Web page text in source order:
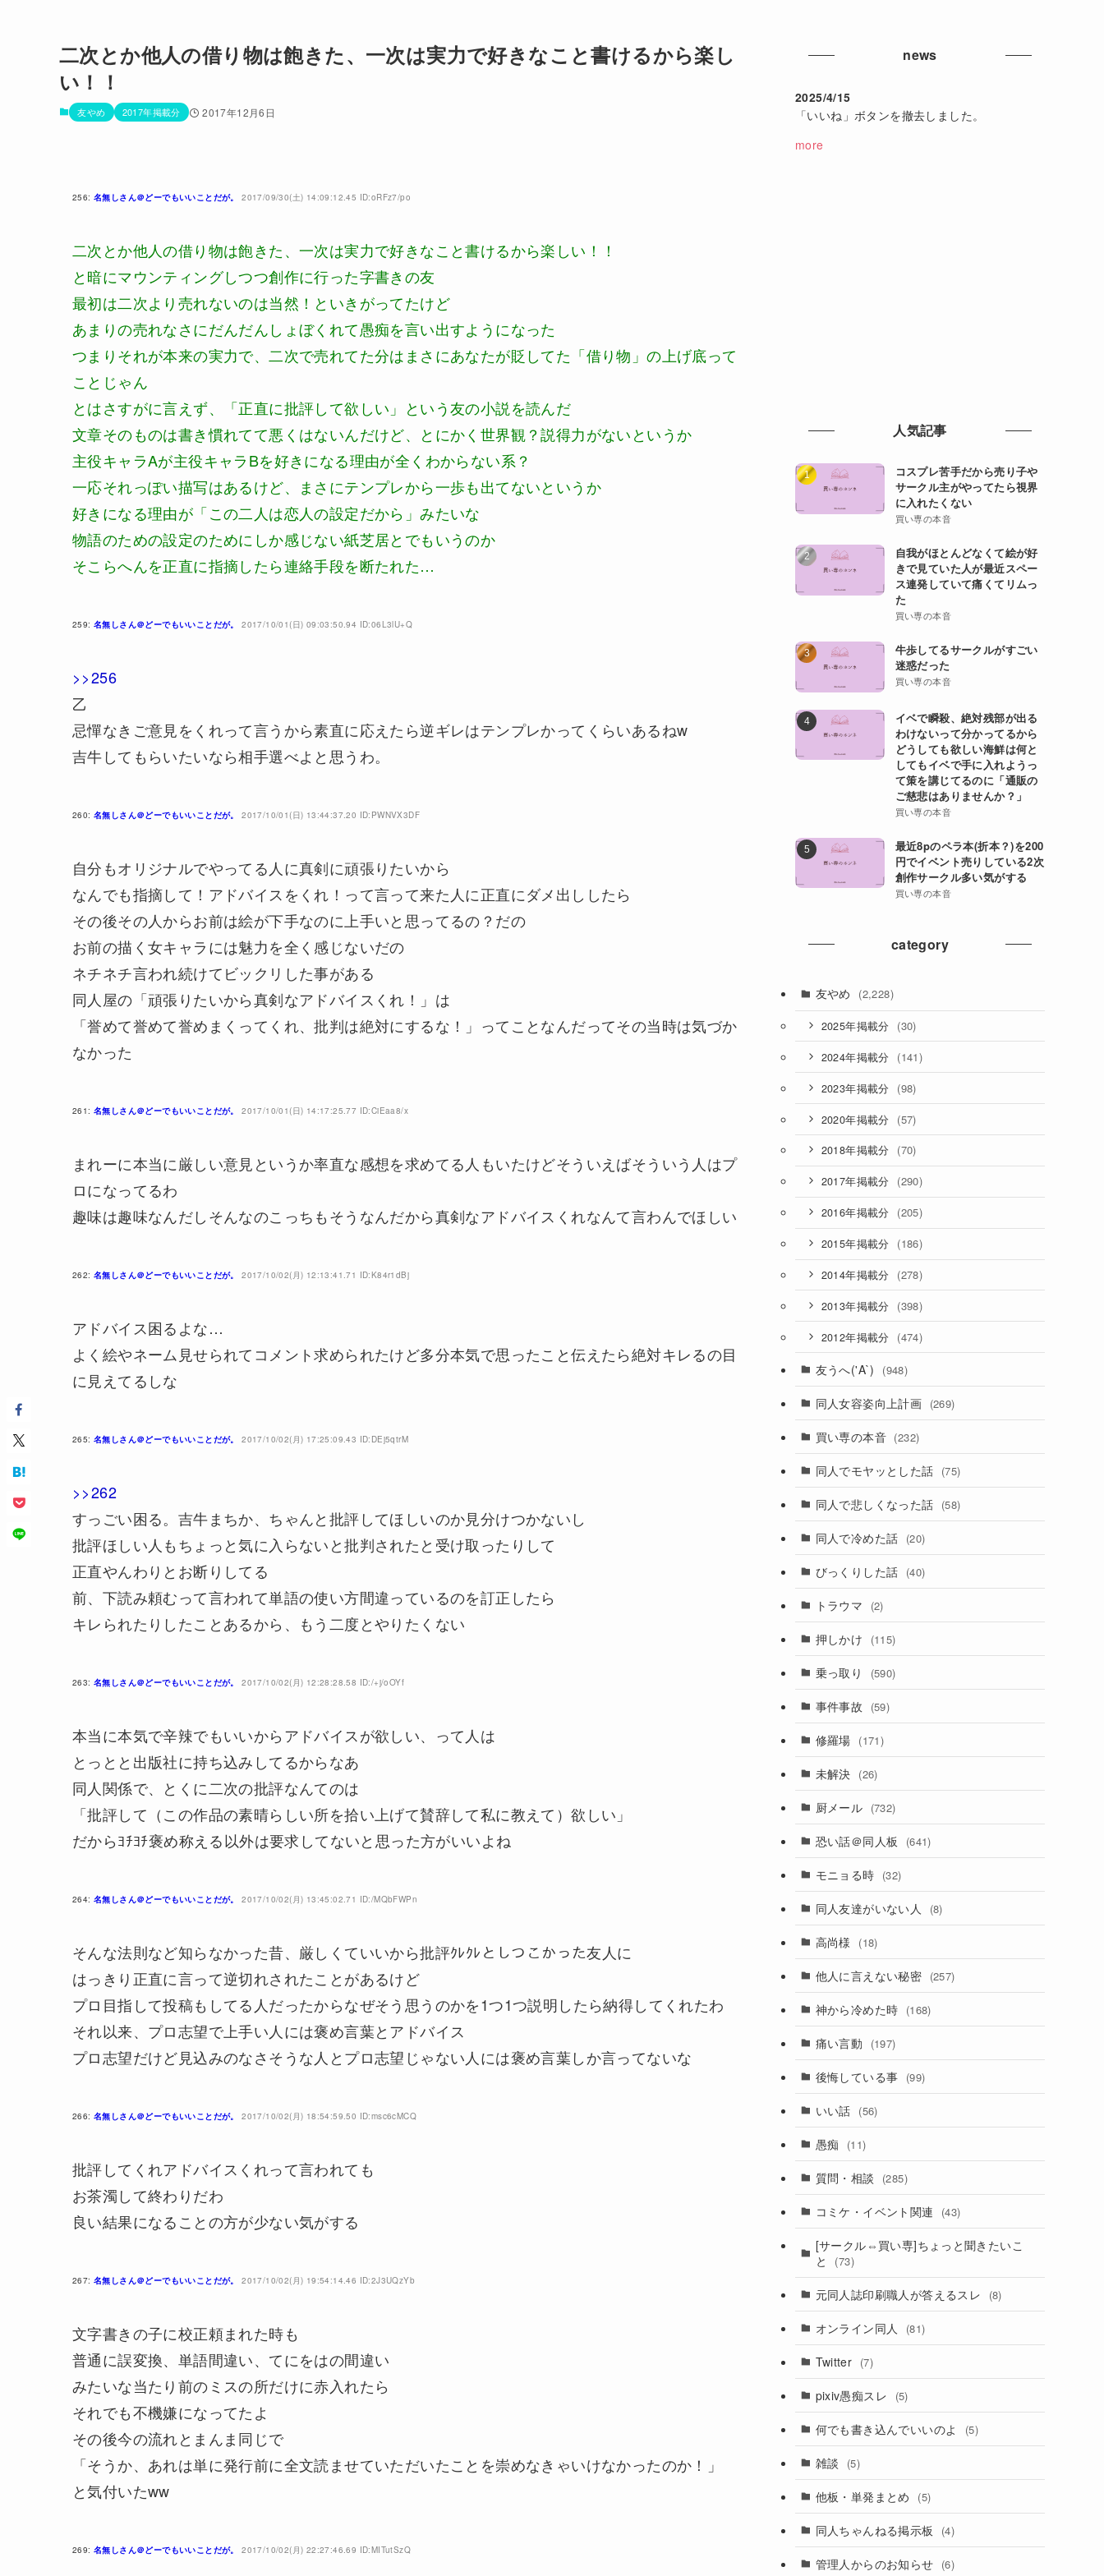
二次とか他人の借り物は飽きた、一次は実力で好きなこと書けるから楽し
い！！
友やめ 2017年掲載分 2017年12月6日
256: 名無しさん＠どーでもいいことだが。 2017/09/30(土) 14:09:12.45 ID:oRFz7/po
二次とか他人の借り物は飽きた、一次は実力で好きなこと書けるから楽しい！！
と暗にマウンティングしつつ創作に行った字書きの友
最初は二次より売れないのは当然！といきがってたけど
あまりの売れなさにだんだんしょぼくれて愚痴を言い出すようになった
つまりそれが本来の実力で、二次で売れてた分はまさにあなたが貶してた「借り物」の上げ底って
ことじゃん
とはさすがに言えず、「正直に批評して欲しい」という友の小説を読んだ
文章そのものは書き慣れてて悪くはないんだけど、とにかく世界観？説得力がないというか
主役キャラAが主役キャラBを好きになる理由が全くわからない系？
一応それっぽい描写はあるけど、まさにテンプレから一歩も出てないというか
好きになる理由が「この二人は恋人の設定だから」みたいな
物語のための設定のためにしか感じない紙芝居とでもいうのか
そこらへんを正直に指摘したら連絡手段を断たれた…
259: 名無しさん＠どーでもいいことだが。 2017/10/01(日) 09:03:50.94 ID:06L3lU+Q
>>256
乙
忌憚なきご意見をくれって言うから素直に応えたら逆ギレはテンプレかってくらいあるねw
吉牛してもらいたいなら相手選べよと思うわ。
260: 名無しさん＠どーでもいいことだが。 2017/10/01(日) 13:44:37.20 ID:PWNVX3DF
自分もオリジナルでやってる人に真剣に頑張りたいから
なんでも指摘して！アドバイスをくれ！って言って来た人に正直にダメ出ししたら
その後その人からお前は絵が下手なのに上手いと思ってるの？だの
お前の描く女キャラには魅力を全く感じないだの
ネチネチ言われ続けてビックリした事がある
同人屋の「頑張りたいから真剣なアドバイスくれ！」は
「誉めて誉めて誉めまくってくれ、批判は絶対にするな！」ってことなんだってその当時は気づか
なかった
261: 名無しさん＠どーでもいいことだが。 2017/10/01(日) 14:17:25.77 ID:CiEaa8/x
まれーに本当に厳しい意見というか率直な感想を求めてる人もいたけどそういえばそういう人はプ
ロになってるわ
趣味は趣味なんだしそんなのこっちもそうなんだから真剣なアドバイスくれなんて言わんでほしい
262: 名無しさん＠どーでもいいことだが。 2017/10/02(月) 12:13:41.71 ID:K84r1dBj
アドバイス困るよな…
よく絵やネーム見せられてコメント求められたけど多分本気で思ったこと伝えたら絶対キレるの目
に見えてるしな
265: 名無しさん＠どーでもいいことだが。 2017/10/02(月) 17:25:09.43 ID:DEj5qtrM
>>262
すっごい困る。吉牛まちか、ちゃんと批評してほしいのか見分けつかないし
批評ほしい人もちょっと気に入らないと批判されたと受け取ったりして
正直やんわりとお断りしてる
前、下読み頼むって言われて単語の使い方間違っているのを訂正したら
キレられたりしたことあるから、もう二度とやりたくない
263: 名無しさん＠どーでもいいことだが。 2017/10/02(月) 12:28:28.58 ID:/+j/oOYf
本当に本気で辛辣でもいいからアドバイスが欲しい、って人は
とっとと出版社に持ち込みしてるからなあ
同人関係で、とくに二次の批評なんてのは
「批評して（この作品の素晴らしい所を拾い上げて賛辞して私に教えて）欲しい」
だからﾖﾁﾖﾁ褒め称える以外は要求してないと思った方がいいよね
264: 名無しさん＠どーでもいいことだが。 2017/10/02(月) 13:45:02.71 ID:/MQbFWPn
そんな法則など知らなかった昔、厳しくていいから批評ｸﾚｸﾚとしつこかった友人に
はっきり正直に言って逆切れされたことがあるけど
プロ目指して投稿もしてる人だったからなぜそう思うのかを1つ1つ説明したら納得してくれたわ
それ以来、プロ志望で上手い人には褒め言葉とアドバイス
プロ志望だけど見込みのなさそうな人とプロ志望じゃない人には褒め言葉しか言ってないな
266: 名無しさん＠どーでもいいことだが。 2017/10/02(月) 18:54:59.50 ID:msc6cMCQ
批評してくれアドバイスくれって言われても
お茶濁して終わりだわ
良い結果になることの方が少ない気がする
267: 名無しさん＠どーでもいいことだが。 2017/10/02(月) 19:54:14.46 ID:2J3UQzYb
文字書きの子に校正頼まれた時も
普通に誤変換、単語間違い、てにをはの間違い
みたいな当たり前のミスの所だけに赤入れたら
それでも不機嫌になってたよ
その後今の流れとまんま同じで
「そうか、あれは単に発行前に全文読ませていただいたことを崇めなきゃいけなかったのか！」
と気付いたww
269: 名無しさん＠どーでもいいことだが。 2017/10/02(月) 22:27:46.69 ID:MITutSzQ
news
2025/4/15
「いいね」ボタンを撤去しました。
more
人気記事
コスプレ苦手だから売り子や
サークル主がやってたら視界
に入れたくない
買い専の本音
自我がほとんどなくて絵が好
きで見ていた人が最近スペー
ス連発していて痛くてリムっ
た
買い専の本音
牛歩してるサークルがすごい
迷惑だった
買い専の本音
イベで瞬殺、絶対残部が出る
わけないって分かってるから
どうしても欲しい海鮮は何と
してもイベで手に入れようっ
て策を講じてるのに「通販の
ご慈悲はありませんか？」
買い専の本音
最近8pのペラ本(折本？)を200
円でイベント売りしている2次
創作サークル多い気がする
買い専の本音
category
友やめ (2,228)
2025年掲載分 (30)
2024年掲載分 (141)
2023年掲載分 (98)
2020年掲載分 (57)
2018年掲載分 (70)
2017年掲載分 (290)
2016年掲載分 (205)
2015年掲載分 (186)
2014年掲載分 (278)
2013年掲載分 (398)
2012年掲載分 (474)
友うへ('A`) (948)
同人女容姿向上計画 (269)
買い専の本音 (232)
同人でモヤッとした話 (75)
同人で悲しくなった話 (58)
同人で冷めた話 (20)
びっくりした話 (40)
トラウマ (2)
押しかけ (115)
乗っ取り (590)
事件事故 (59)
修羅場 (171)
未解決 (26)
厨メール (732)
恐い話＠同人板 (641)
モニョる時 (32)
同人友達がいない人 (8)
高尚様 (18)
他人に言えない秘密 (257)
神から冷めた時 (168)
痛い言動 (197)
後悔している事 (99)
いい話 (56)
愚痴 (11)
質問・相談 (285)
コミケ・イベント関連 (43)
[サークル⇔買い専]ちょっと聞きたいこ
と
(73)
元同人誌印刷職人が答えるスレ (8)
オンライン同人 (81)
Twitter (7)
pixiv愚痴スレ (5)
何でも書き込んでいいのよ (5)
雑談 (5)
他板・単発まとめ (5)
同人ちゃんねる掲示板 (4)
管理人からのお知らせ (6)